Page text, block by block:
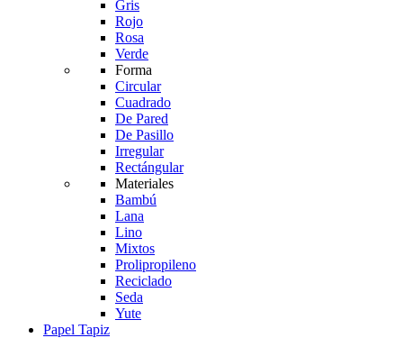
Gris
Rojo
Rosa
Verde
Forma
Circular
Cuadrado
De Pared
De Pasillo
Irregular
Rectángular
Materiales
Bambú
Lana
Lino
Mixtos
Prolipropileno
Reciclado
Seda
Yute
Papel Tapiz